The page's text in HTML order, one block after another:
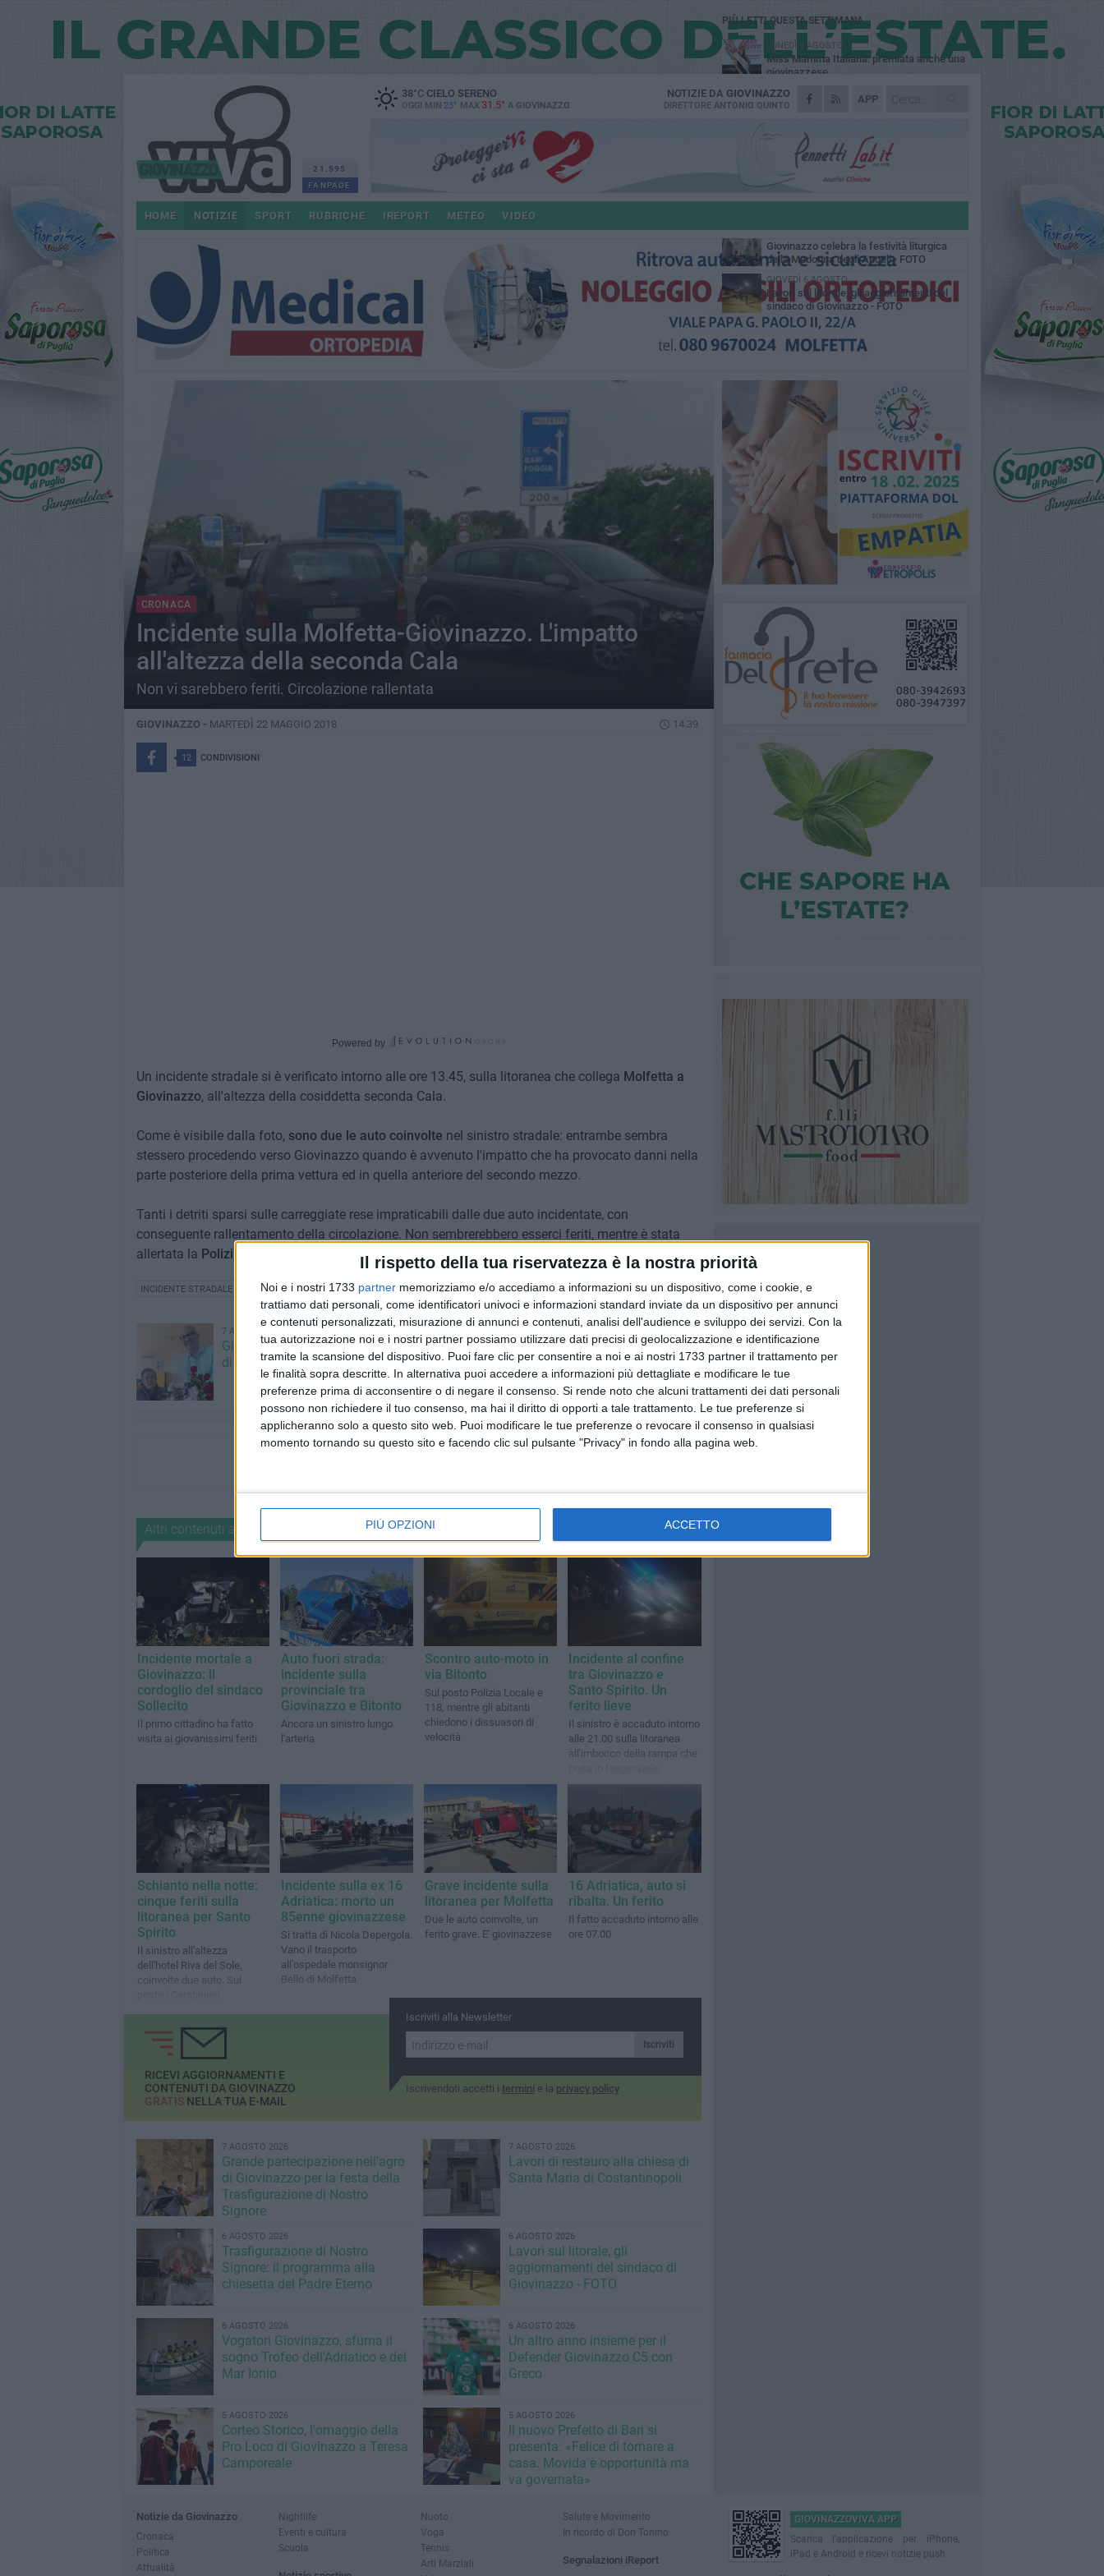
Il rispetto della tua riservatezza è la nostra priorità
Noi e i nostri 1733 partner memorizziamo e/o accediamo a informazioni su un dispositivo, come i cookie, e
trattiamo dati personali, come identificatori univoci e informazioni standard inviate da un dispositivo per annunci
e contenuti personalizzati, misurazione di annunci e contenuti, analisi dell'audience e sviluppo dei servizi. Con la
tua autorizzazione noi e i nostri partner possiamo utilizzare dati precisi di geolocalizzazione e identificazione
tramite la scansione del dispositivo. Puoi fare clic per consentire a noi e ai nostri 1733 partner il trattamento per
le finalità sopra descritte. In alternativa puoi accedere a informazioni più dettagliate e modificare le tue
preferenze prima di acconsentire o di negare il consenso. Si rende noto che alcuni trattamenti dei dati personali
possono non richiedere il tuo consenso, ma hai il diritto di opporti a tale trattamento. Le tue preferenze si
applicheranno solo a questo sito web. Puoi modificare le tue preferenze o revocare il consenso in qualsiasi
momento tornando su questo sito e facendo clic sul pulsante "Privacy" in fondo alla pagina web.
PIÙ OPZIONI ACCETTO
21.595
FANPAGE
38°CCIELO SERENO
OGGI MIN 23° MAX 31.5° A GIOVINAZZO
APP
NOTIZIE DA GIOVINAZZO
DIRETTORE ANTONIO QUINTO
HOME NOTIZIE SPORT RUBRICHE IREPORT METEO VIDEO
CRONACA
Incidente sulla Molfetta-Giovinazzo. L'impatto
all'altezza della seconda Cala
Non vi sarebbero feriti. Circolazione rallentata
GIOVINAZZO - MARTEDÌ 22 MAGGIO 2018 14.39
12 CONDIVISIONI
Powered by
Un incidente stradale si è verificato intorno alle ore 13.45, sulla litoranea che collega Molfetta a
Giovinazzo, all'altezza della cosiddetta seconda Cala.
Come è visibile dalla foto, sono due le auto coinvolte nel sinistro stradale: entrambe sembra
stessero procedendo verso Giovinazzo quando è avvenuto l'impatto che ha provocato danni nella
parte posteriore della prima vettura ed in quella anteriore del secondo mezzo.
Tanti i detriti sparsi sulle carreggiate rese impraticabili dalle due auto incidentate, con
conseguente rallentamento della circolazione. Non sembrerebbero esserci feriti, mentre è stata
allertata la Polizia Municipale per i rilievi del caso.
INCIDENTE STRADALE GIOVINAZZO
7 AGOSTO 2026
Giovinazzo festeggia i 100 anni
di Maria Colamaria
A Giovinazzo c'è il Concerto
all'Alba
Altri contenuti a tema
Incidente mortale a
Giovinazzo: il
cordoglio del sindaco
Sollecito
Il primo cittadino ha fatto
visita ai giovanissimi feriti
Auto fuori strada:
incidente sulla
provinciale tra
Giovinazzo e Bitonto
Ancora un sinistro lungo
l'arteria
Scontro auto-moto in
via Bitonto
Sul posto Polizia Locale e
118, mentre gli abitanti
chiedono i dissuasori di
velocità
Incidente al confine
tra Giovinazzo e
Santo Spirito. Un
ferito lieve
Il sinistro è accaduto intorno
alle 21.00 sulla litoranea
all'imbocco della rampa che
Schianto nella notte:
cinque feriti sulla
litoranea per Santo
Spirito
Il sinistro all'altezza
dell'hotel Riva del Sole,
coinvolte due auto. Sul
Incidente sulla ex 16
Adriatica: morto un
85enne giovinazzese
Si tratta di Nicola Depergola.
Vano il trasporto
all'ospedale monsignor
Bello di Molfetta
Grave incidente sulla
litoranea per Molfetta
Due le auto coinvolte, un
ferito grave. E' giovinazzese
16 Adriatica, auto si
ribalta. Un ferito
Il fatto accaduto intorno alle
ore 07.00
Iscriviti alla Newsletter
Iscriviti
Iscrivendoti accetti i termini e la privacy policy
RICEVI AGGIORNAMENTI E
CONTENUTI DA GIOVINAZZO
GRATISNELLA TUA E-MAIL
7 AGOSTO 2026
Grande partecipazione nell'agro
di Giovinazzo per la festa della
Trasfigurazione di Nostro
Signore
7 AGOSTO 2026
Lavori di restauro alla chiesa di
Santa Maria di Costantinopoli
6 AGOSTO 2026
Trasfigurazione di Nostro
Signore: il programma alla
chiesetta del Padre Eterno
6 AGOSTO 2026
Lavori sul litorale, gli
aggiornamenti del sindaco di
Giovinazzo - FOTO
6 AGOSTO 2026
Vogatori Giovinazzo, sfuma il
sogno Trofeo dell'Adriatico e del
Mar Ionio
6 AGOSTO 2026
Un altro anno insieme per il
Defender Giovinazzo C5 con
Greco
5 AGOSTO 2026
Corteo Storico, l'omaggio della
Pro Loco di Giovinazzo a Teresa
Camporeale
5 AGOSTO 2026
Il nuovo Prefetto di Bari si
presenta: «Felice di tornare a
casa. Movida è opportunità ma
va governata»
PIÙ LETTI QUESTA SETTIMANA
LUNEDÌ 3 AGOSTO
Miss Mamma Italiana: premiata anche una
giovinazzese
MARTEDÌ 4 AGOSTO
Liquidi oleosi sul litorale di Giovinazzo,
MERCOLEDÌ 5 AGOSTO
Problemi raccolta plastica in Puglia:
l'assessora Ciliento prova a spegnere le
LUNEDÌ 3 AGOSTO
«Giovinazzo, a che punto siamo?»:
MARTEDÌ 4 AGOSTO
Giovinazzo celebra la festività liturgica
della Madonna degli Angeli - FOTO
GIOVEDÌ 6 AGOSTO
Lavori sul litorale, gli aggiornamenti del
sindaco di Giovinazzo - FOTO
Notizie da Giovinazzo
Cronaca
Politica
Attualità
Nightlife
Eventi e cultura
Scuola
Nuoto
Voga
Tennis
Arti Marziali
Salute e Movimento
In ricordo di Don Tonino
Segnalazioni iReport
GIOVINAZZOVIVA APP
Scarica l'applicazione per iPhone,
iPad e Android e ricevi notizie push